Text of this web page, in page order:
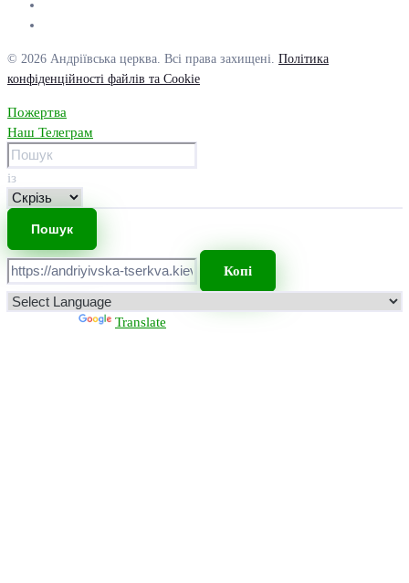
© 2026 Андріївська церква. Всі права захищені. Політика
конфіденційності файлів та Cookie
Пожертва
Наш Телеграм
із
Копі
Translate